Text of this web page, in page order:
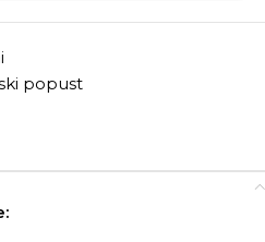
popust